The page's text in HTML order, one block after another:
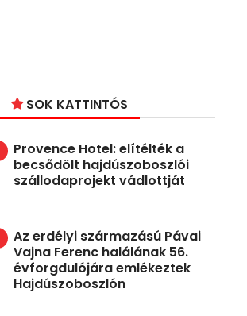
SOK KATTINTÓS
Provence Hotel: elítélték a
becsődölt hajdúszoboszlói
szállodaprojekt vádlottját
Az erdélyi származású Pávai
Vajna Ferenc halálának 56.
évforgdulójára emlékeztek
Hajdúszoboszlón